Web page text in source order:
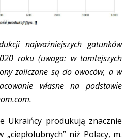
najważniejszych gatunków
roku (uwaga: w tamtejszych
zaliczane są do owoców, a w
własne na podstawie
Ukraińcy produkują znacznie
niż Polacy, m.